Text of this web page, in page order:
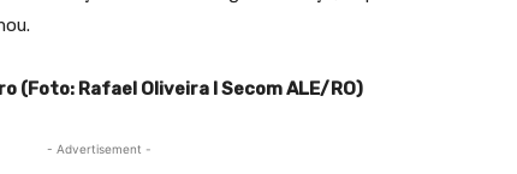
(Foto: Rafael Oliveira I Secom ALE/RO)
- Advertisement -